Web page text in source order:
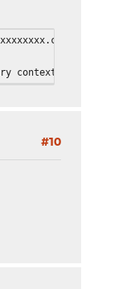
verify
context,
#10